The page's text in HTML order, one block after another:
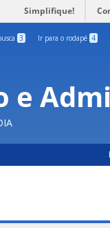
Simplifique!
3 Ir para o rodapé 4
e